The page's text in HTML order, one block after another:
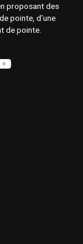
proposant des
pointe, d’une
de pointe.